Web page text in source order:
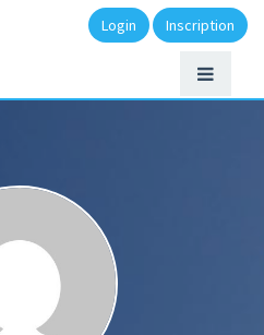
Login Inscription